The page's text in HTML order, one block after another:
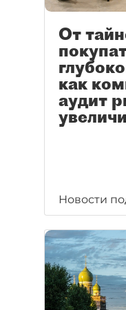
От
как
аудит
Новости